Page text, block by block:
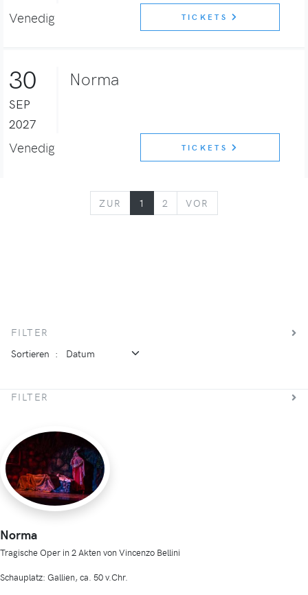
Venedig TICKETS
30
SEP
2027
Norma
Venedig TICKETS
ZUR ZURÜCK
1 2 VOR
FILTER
Sortieren :
FILTER
Norma
Tragische Oper in 2 Akten von Vincenzo Bellini
Schauplatz: Gallien, ca. 50 v.Chr.